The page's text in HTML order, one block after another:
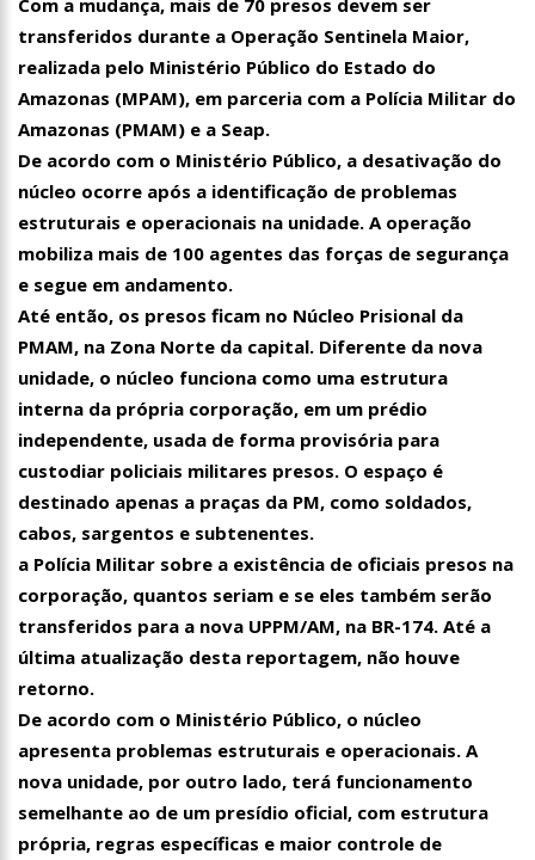
16:58 Vem ai o Bloco das Abandonadas do Nucleo 13 na
transferidos durante a Operação Sentinela Maior,
realizada pelo Ministério Público do Estado do
Amazonas (MPAM), em parceria com a Polícia Militar do
Amazonas (PMAM) e a Seap.
De acordo com o Ministério Público, a desativação do
núcleo ocorre após a identificação de problemas
estruturais e operacionais na unidade. A operação
mobiliza mais de 100 agentes das forças de segurança
e segue em andamento.
Até então, os presos ficam no Núcleo Prisional da
PMAM, na Zona Norte da capital. Diferente da nova
unidade, o núcleo funciona como uma estrutura
interna da própria corporação, em um prédio
independente, usada de forma provisória para
custodiar policiais militares presos. O espaço é
destinado apenas a praças da PM, como soldados,
cabos, sargentos e subtenentes.
a Polícia Militar sobre a existência de oficiais presos na
corporação, quantos seriam e se eles também serão
transferidos para a nova UPPM/AM, na BR-174. Até a
última atualização desta reportagem, não houve
retorno.
De acordo com o Ministério Público, o núcleo
apresenta problemas estruturais e operacionais. A
nova unidade, por outro lado, terá funcionamento
semelhante ao de um presídio oficial, com estrutura
própria, regras específicas e maior controle de